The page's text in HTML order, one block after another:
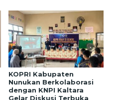
KOPRI Kabupaten
Nunukan Berkolaborasi
dengan KNPI Kaltara
Gelar Diskusi Terbuka